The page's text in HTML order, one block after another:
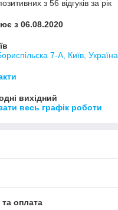
з 56 відгуків за рік
з 06.08.2020
7-А, Київ, Україна
вихідний
весь графік роботи
оплата